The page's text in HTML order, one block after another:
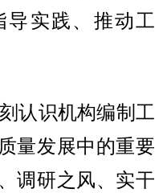
导实践、推动工
认识机构编制工
量发展中的重要
调研之风、实干